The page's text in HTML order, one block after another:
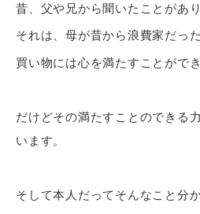
昔、父や兄から聞いたことがあり
それは、母が昔から浪費家だっ
買い物には心を満たすことがで
だけどその満たすことのできる
います。
そして本人だってそんなこと分